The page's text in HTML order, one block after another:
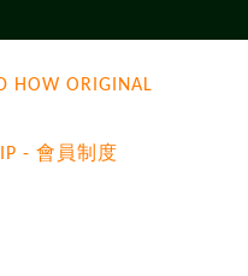
HOW ORIGINAL
- 會員制度